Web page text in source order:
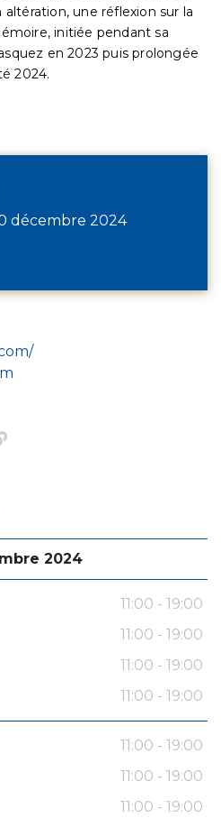
2024
11:00 - 19:00
11:00 - 19:00
11:00 - 19:00
11:00 - 19:00
11:00 - 19:00
11:00 - 19:00
11:00 - 19:00
altération, une réflexion sur la
initiée pendant sa
en 2023 puis prolongée
2024.
décembre 2024